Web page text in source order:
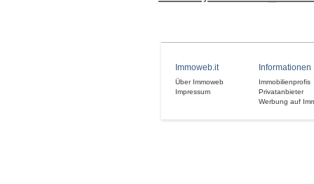
Immoweb.it
Über Immoweb
Impressum
Informationen
Immobilienprofis
Privatanbieter
Werbung auf